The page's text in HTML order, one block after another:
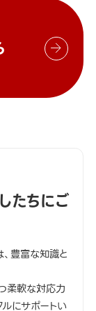
たちにご
豊富な知識と
柔軟な対応力
ルにサポートい